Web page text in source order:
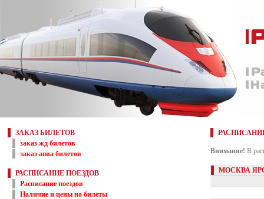
ЗАКАЗ БИЛЕТОВ
заказ жд билетов
заказ авиа билетов
РАСПИСАНИЕ ПОЕЗДОВ
Расписание поездов
Наличие и цены на билеты
Внимание! В
МОСКВА